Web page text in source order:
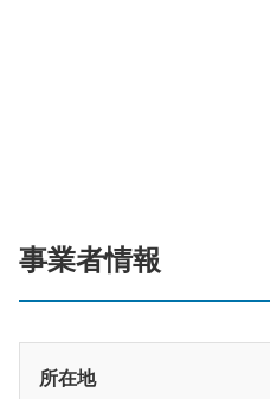
事業者情報
所在地